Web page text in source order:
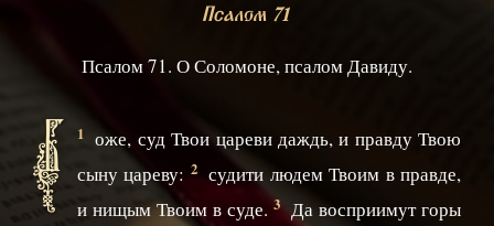
Псалом 71
Псалом 71. О Соломоне, псалом Давиду.
1
Б
оже, суд Твои цареви даждь, и правду Твою
сыну цареву: 2 судити людем Твоим в правде,
и нищым Твоим в суде. 3 Да восприимут горы